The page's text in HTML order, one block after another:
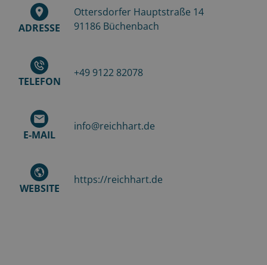
ADRESSE
Ottersdorfer Hauptstraße 14
91186 Büchenbach
TELEFON
+49 9122 82078
E-MAIL
info@reichhart.de
WEBSITE
https://reichhart.de